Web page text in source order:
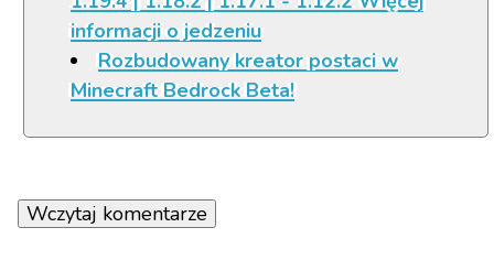
informacji o jedzeniu
Rozbudowany kreator postaci w
Minecraft Bedrock Beta!
Wczytaj komentarze